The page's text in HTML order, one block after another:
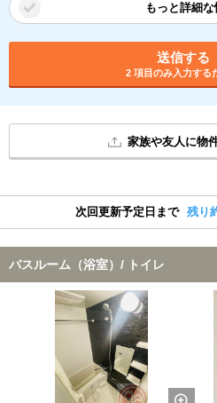
もっと詳細
送信する
2 項目のみ入力する
家族や友人に物
次回更新予定日まで 残り
バスルーム（浴室）/ トイレ